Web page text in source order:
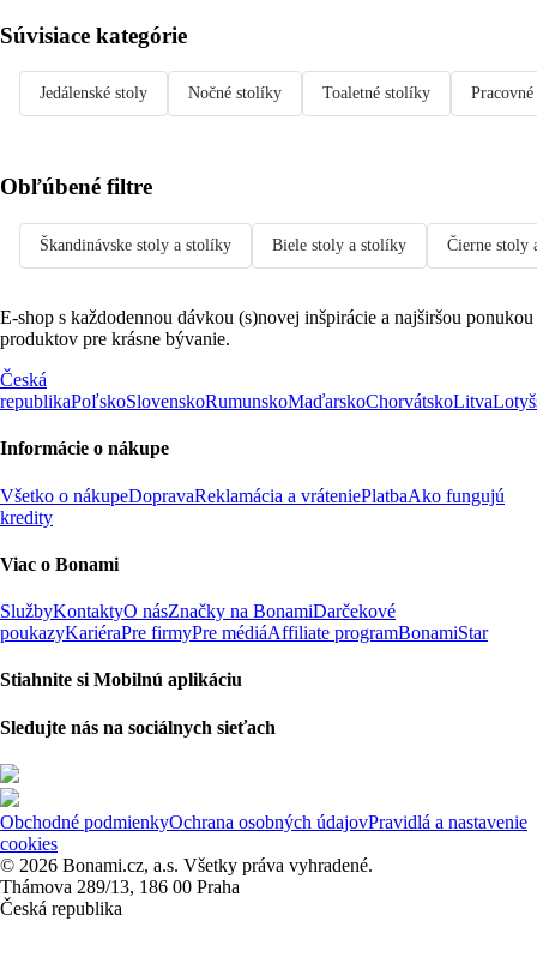
Súvisiace kategórie
Jedálenské stoly Nočné stolíky Toaletné stolíky
Obľúbené filtre
Škandinávske stoly a stolíky Biele stoly a stolíky Čierne stoly
E-shop s každodennou dávkou (s)novej inšpirácie a najširšou ponukou
produktov pre krásne bývanie.
Česká
republikaPoľskoSlovenskoRumunskoMaďarskoChorvátskoLitva
Informácie o nákupe
Všetko o nákupeDopravaReklamácia a vráteniePlatbaAko fungujú
kredity
Viac o Bonami
SlužbyKontaktyO násZnačky na BonamiDarčekové
poukazyKariéraPre firmyPre médiáAffiliate programBonamiStar
Stiahnite si Mobilnú aplikáciu
Sledujte nás na sociálnych sieťach
Obchodné podmienkyOchrana osobných údajovPravidlá a nastavenie
cookies
© 2026 Bonami.cz, a.s. Všetky práva vyhradené.
Thámova 289/13, 186 00 Praha
Česká republika